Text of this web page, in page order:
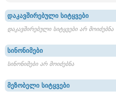
დაკავშირებული სიტყვები
დაკავშირებული სიტყვები არ მოიძებნა
სინონიმები
სინონიმები არ მოიძებნა
მეზობელი სიტყვები